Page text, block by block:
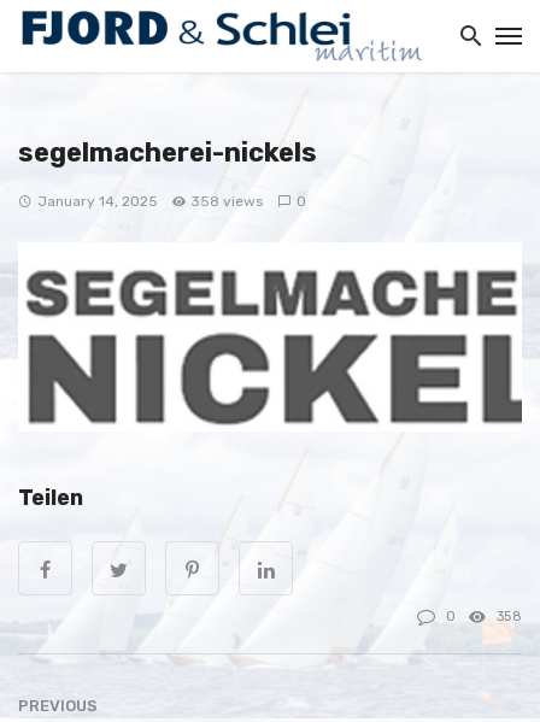
segelmacherei-nickels
January 14, 2025 358 views 0
Teilen
0 358
PREVIOUS